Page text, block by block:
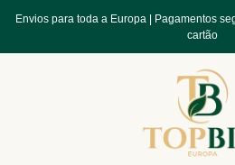
Envios para toda a Europa | Pagamentos
cartão